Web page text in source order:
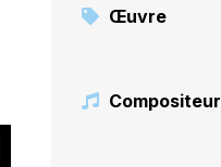
Œuvre
Compositeur